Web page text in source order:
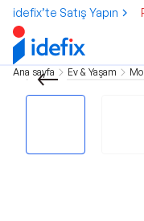
idefix’te Satış Yapın
Ana sayfa Ev & Yaşam